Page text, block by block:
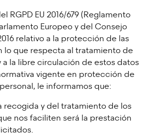
RGPD EU 2016/679 (Reglamento
Europeo y del Consejo
relativo a la protección de las
lo que respecta al tratamiento de
a la libre circulación de estos datos
vigente en protección de
le informamos que:
recogida y del tratamiento de los
nos faciliten será la prestación